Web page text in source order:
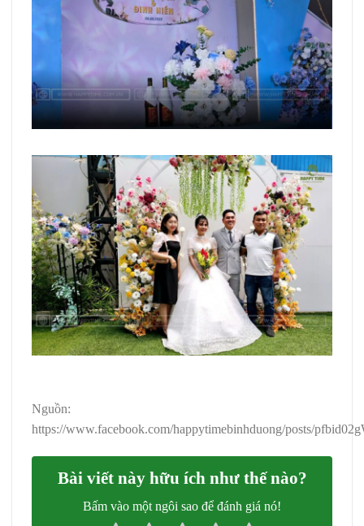
Nguồn:
https://www.facebook.com/happytimebinhduong/posts/
Bài viết này hữu ích như thế nào?
Bấm vào một ngôi sao để đánh giá nó!